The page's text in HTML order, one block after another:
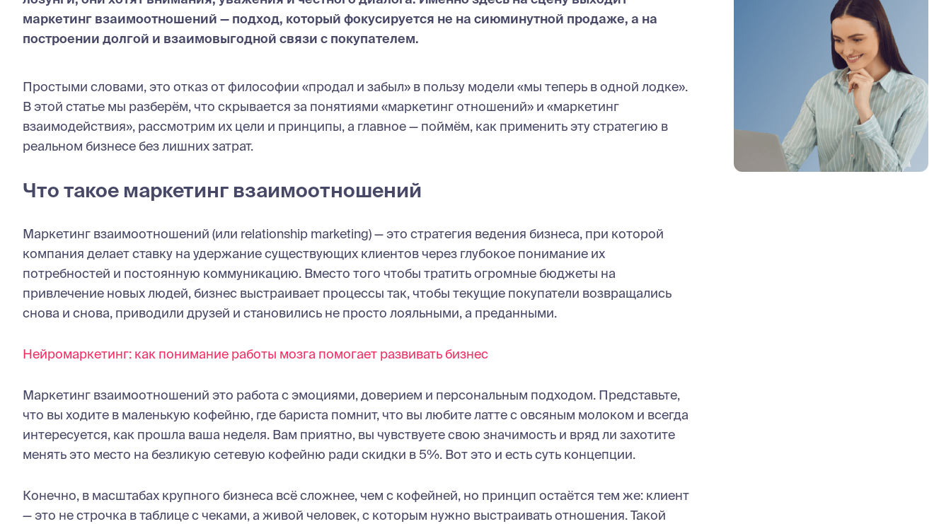
маркетинг взаимоотношений — подход, который фокусируется не на сиюминутной продаже, а на
построении долгой и взаимовыгодной связи с покупателем.
Простыми словами, это отказ от философии «продал и забыл» в пользу модели «мы теперь в одной лодке».
В этой статье мы разберём, что скрывается за понятиями «маркетинг отношений» и «маркетинг
взаимодействия», рассмотрим их цели и принципы, а главное — поймём, как применить эту стратегию в
реальном бизнесе без лишних затрат.
Что такое маркетинг взаимоотношений
Маркетинг взаимоотношений (или relationship marketing) — это стратегия ведения бизнеса, при которой
компания делает ставку на удержание существующих клиентов через глубокое понимание их
потребностей и постоянную коммуникацию. Вместо того чтобы тратить огромные бюджеты на
привлечение новых людей, бизнес выстраивает процессы так, чтобы текущие покупатели возвращались
снова и снова, приводили друзей и становились не просто лояльными, а преданными.
Нейромаркетинг: как понимание работы мозга помогает развивать бизнес
Маркетинг взаимоотношений это работа с эмоциями, доверием и персональным подходом. Представьте,
что вы ходите в маленькую кофейню, где бариста помнит, что вы любите латте с овсяным молоком и всегда
интересуется, как прошла ваша неделя. Вам приятно, вы чувствуете свою значимость и вряд ли захотите
менять это место на безликую сетевую кофейню ради скидки в 5%. Вот это и есть суть концепции.
Конечно, в масштабах крупного бизнеса всё сложнее, чем с кофейней, но принцип остаётся тем же: клиент
— это не строчка в таблице с чеками, а живой человек, с которым нужно выстраивать отношения. Такой